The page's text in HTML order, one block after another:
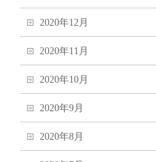
2020年12月
2020年11月
2020年10月
2020年9月
2020年8月